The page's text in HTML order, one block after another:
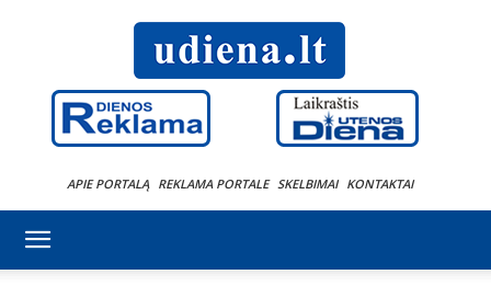
APIE PORTALĄ REKLAMA PORTALE SKELBIMAI KONTAKTAI